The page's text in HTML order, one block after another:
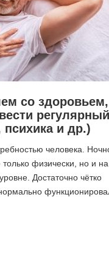
со
регулярный
и др.)
человека.
физически, но и на
Достаточно чётко